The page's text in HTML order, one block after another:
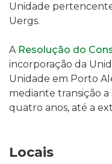
Unidade
Uergs.
A Resolução do
incorporação da
Unidade em Porto
mediante transição
quatro anos, até a
Locais